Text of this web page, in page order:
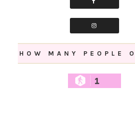
HOW MANY PEOPLE
1